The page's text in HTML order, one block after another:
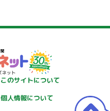
このサイトについて
個人情報について